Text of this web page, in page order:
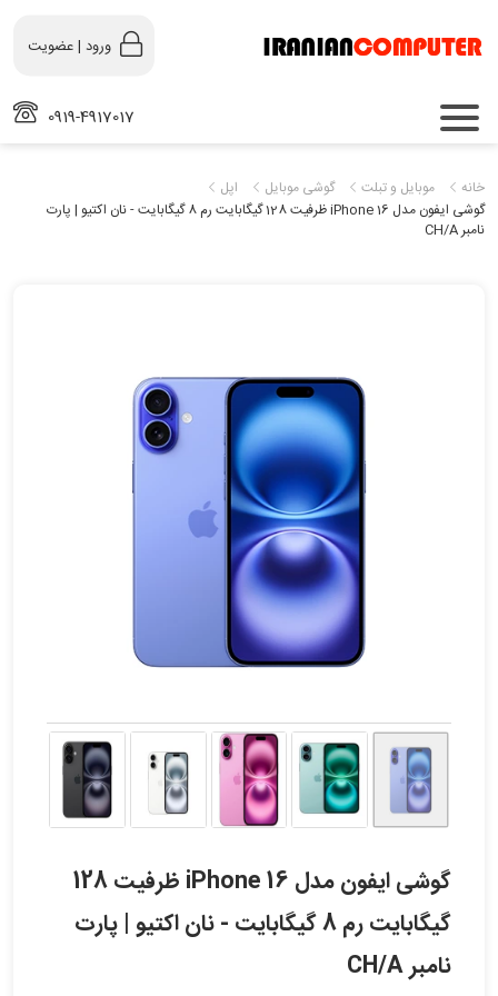
ورود | عضویت
0919-4917017
خانه موبایل و تبلت گوشی موبایل
اپل
گوشی ایفون مدل iPhone 16 ظرفیت 128 گیگابایت رم 8 گیگابایت - نان اکتیو | پارت
نامبر CH/A
گوشی ایفون مدل iPhone 16 ظرفیت 128
گیگابایت رم 8 گیگابایت - نان اکتیو | پارت
نامبر CH/A